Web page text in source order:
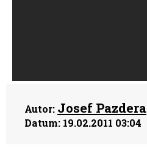
Autor: Josef Pazdera
Datum: 19.02.2011 03:04